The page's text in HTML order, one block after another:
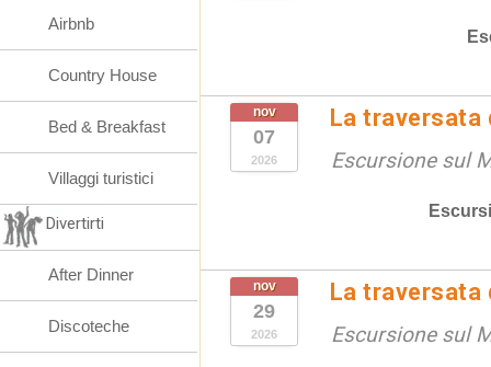
nov
07
2026
La traversata
Escursione sul
nov
29
2026
La traversata
Escursione sul
Airbnb
Country House
Bed & Breakfast
Villaggi turistici
Divertirti
After Dinner
Discoteche